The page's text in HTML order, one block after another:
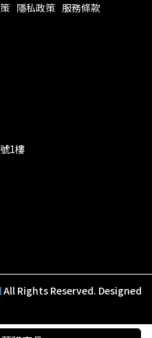
隱私政策 服務條款
1樓
All Rights Reserved. Designed